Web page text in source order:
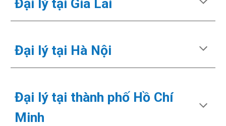
Đại lý tại Gia Lai
Đại lý tại Hà Nội
Đại lý tại thành phố Hồ Chí
Minh